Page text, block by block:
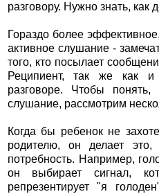
разговору. Нужно знать, как
Гораздо более
активное слушание -
того, кто посылает
Реципиент, так же как
разговоре. Чтобы понять,
слушание, рассмотрим
Когда бы ребенок не
родителю, он делает
потребность. Например,
он выбирает сигнал,
репрезентирует "я